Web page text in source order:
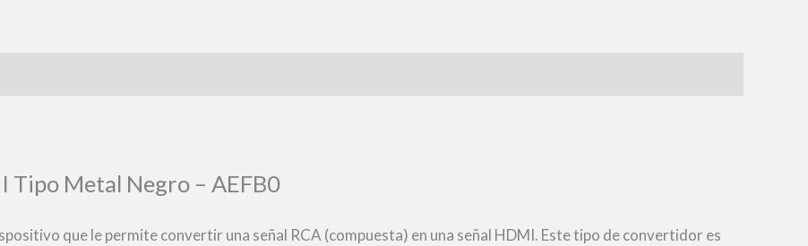
Metal Negro – AEFB0
que le permite convertir una señal RCA (compuesta) en una señal HDMI. Este tipo de convertidor es